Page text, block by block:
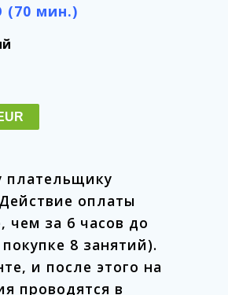
(70 мин.)
плательщику
оплаты
чем за 6 часов до
8 занятий).
и после этого на
проводятся в